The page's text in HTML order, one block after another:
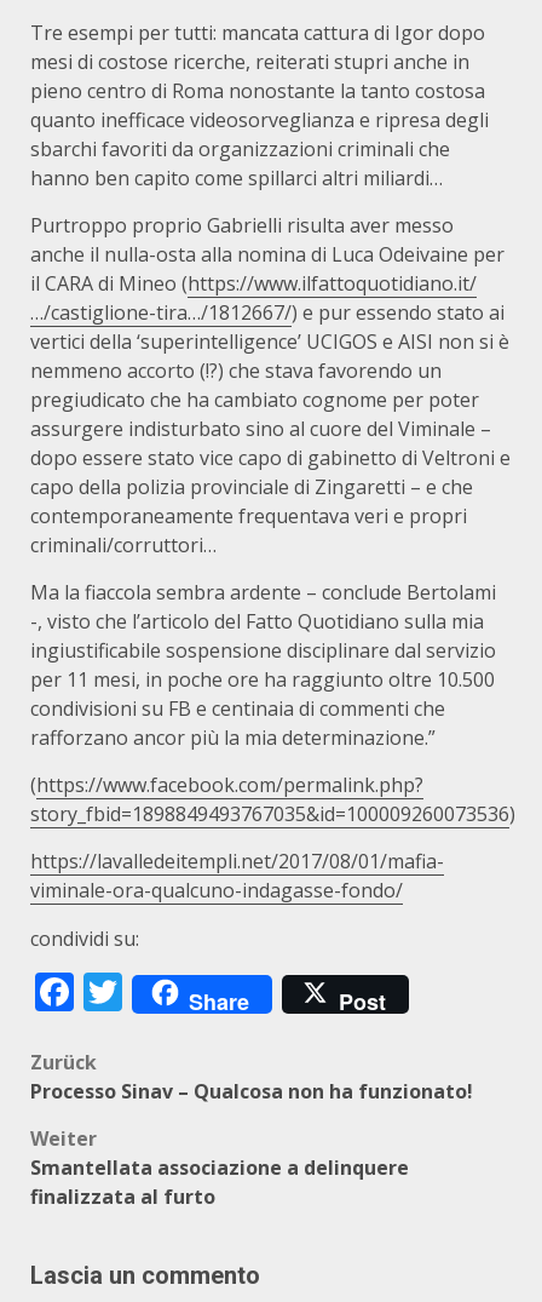
Tre esempi per tutti: mancata cattura di Igor dopo
mesi di costose ricerche, reiterati stupri anche in
pieno centro di Roma nonostante la tanto costosa
quanto inefficace videosorveglianza e ripresa degli
sbarchi favoriti da organizzazioni criminali che
hanno ben capito come spillarci altri miliardi…
Purtroppo proprio Gabrielli risulta aver messo
anche il nulla-osta alla nomina di Luca Odeivaine per
il CARA di Mineo (https://www.ilfattoquotidiano.it/
…/castiglione-tira…/1812667/) e pur essendo stato ai
vertici della ‘superintelligence’ UCIGOS e AISI non si è
nemmeno accorto (!?) che stava favorendo un
pregiudicato che ha cambiato cognome per poter
assurgere indisturbato sino al cuore del Viminale –
dopo essere stato vice capo di gabinetto di Veltroni e
capo della polizia provinciale di Zingaretti – e che
contemporaneamente frequentava veri e propri
criminali/corruttori…
Ma la fiaccola sembra ardente – conclude Bertolami
-, visto che l’articolo del Fatto Quotidiano sulla mia
ingiustificabile sospensione disciplinare dal servizio
per 11 mesi, in poche ore ha raggiunto oltre 10.500
condivisioni su FB e centinaia di commenti che
rafforzano ancor più la mia determinazione.”
(https://www.facebook.com/permalink.php?
story_fbid=1898849493767035&id=100009260073536)
https://lavalledeitempli.net/2017/08/01/mafia-
viminale-ora-qualcuno-indagasse-fondo/
condividi su:
Facebook
Twitter
Share Post
Beitragsnavigation
Zurück
Processo Sinav – Qualcosa non ha funzionato!
Weiter
Smantellata associazione a delinquere
finalizzata al furto
Lascia un commento